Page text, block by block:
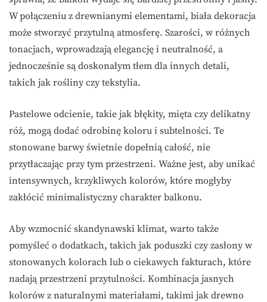
W połączeniu z drewnianymi elementami, biała dekoracja
może stworzyć przytulną atmosferę. Szarości, w różnych
tonacjach, wprowadzają elegancję i neutralność, a
jednocześnie są doskonałym tłem dla innych detali,
takich jak rośliny czy tekstylia.
Pastelowe odcienie, takie jak błękity, mięta czy delikatny
róż, mogą dodać odrobinę koloru i subtelności. Te
stonowane barwy świetnie dopełnią całość, nie
przytłaczając przy tym przestrzeni. Ważne jest, aby unikać
intensywnych, krzykliwych kolorów, które mogłyby
zakłócić minimalistyczny charakter balkonu.
Aby wzmocnić skandynawski klimat, warto także
pomyśleć o dodatkach, takich jak poduszki czy zasłony w
stonowanych kolorach lub o ciekawych fakturach, które
nadają przestrzeni przytulności. Kombinacja jasnych
kolorów z naturalnymi materiałami, takimi jak drewno